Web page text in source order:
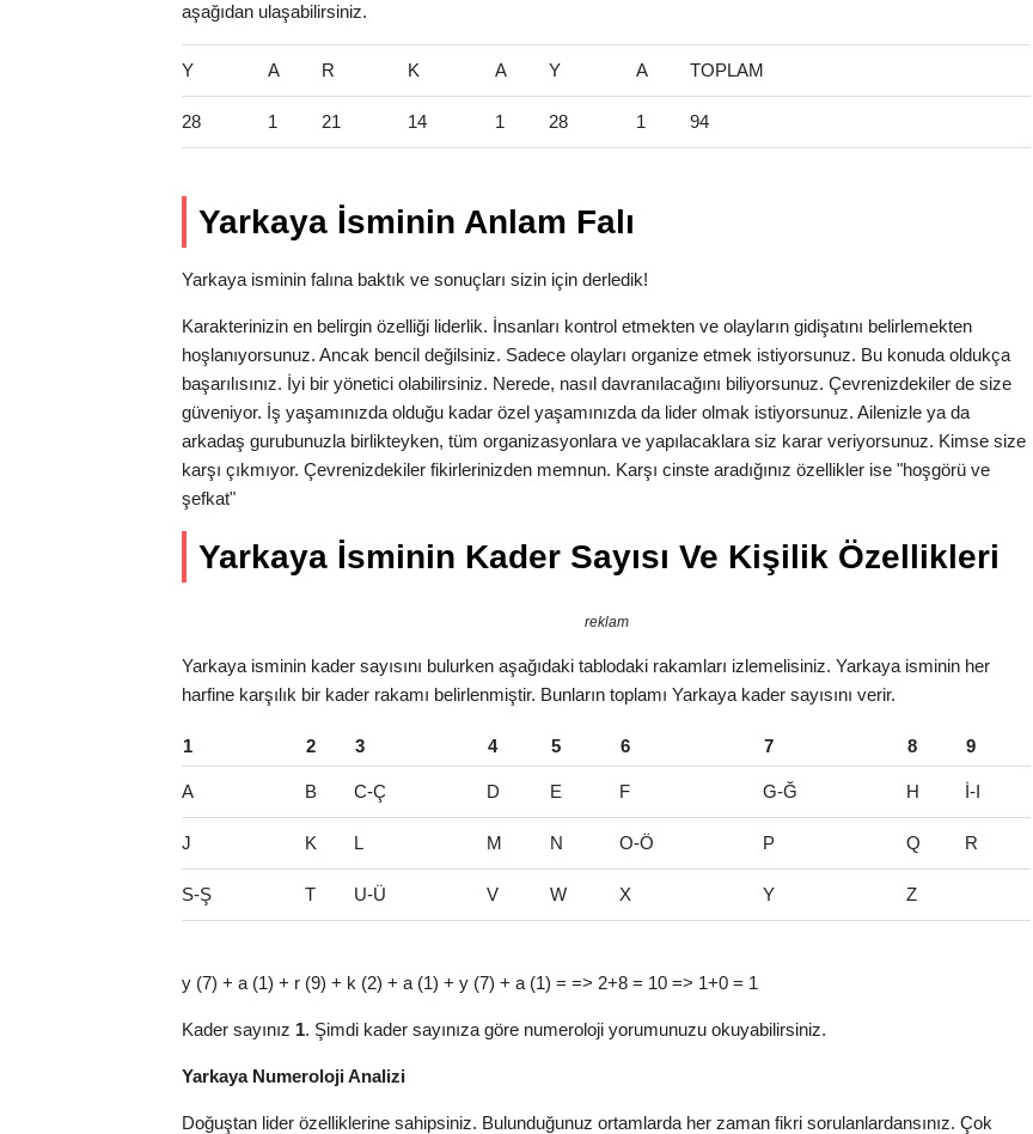
aşağıdan ulaşabilirsiniz.
Y A R K A Y A TOPLAM
28 1 21 14 1 28 1 94
Yarkaya İsminin Anlam Falı
Yarkaya isminin falına baktık ve sonuçları sizin için derledik!
Karakterinizin en belirgin özelliği liderlik. İnsanları kontrol etmekten ve olayların gidişatını belirlemekten
hoşlanıyorsunuz. Ancak bencil değilsiniz. Sadece olayları organize etmek istiyorsunuz. Bu konuda oldukça
başarılısınız. İyi bir yönetici olabilirsiniz. Nerede, nasıl davranılacağını biliyorsunuz. Çevrenizdekiler de size
güveniyor. İş yaşamınızda olduğu kadar özel yaşamınızda da lider olmak istiyorsunuz. Ailenizle ya da
arkadaş gurubunuzla birlikteyken, tüm organizasyonlara ve yapılacaklara siz karar veriyorsunuz. Kimse size
karşı çıkmıyor. Çevrenizdekiler fikirlerinizden memnun. Karşı cinste aradığınız özellikler ise "hoşgörü ve
şefkat"
Yarkaya İsminin Kader Sayısı Ve Kişilik Özellikleri
reklam
Yarkaya isminin kader sayısını bulurken aşağıdaki tablodaki rakamları izlemelisiniz. Yarkaya isminin her
harfine karşılık bir kader rakamı belirlenmiştir. Bunların toplamı Yarkaya kader sayısını verir.
1 2 3 4 5 6 7 8 9
A B C-Ç D E F G-Ğ H İ-I
J K L M N O-Ö P Q R
S-Ş T U-Ü V W X Y Z
y (7) + a (1) + r (9) + k (2) + a (1) + y (7) + a (1) = => 2+8 = 10 => 1+0 = 1
Kader sayınız 1. Şimdi kader sayınıza göre numeroloji yorumunuzu okuyabilirsiniz.
Yarkaya Numeroloji Analizi
Doğuştan lider özelliklerine sahipsiniz. Bulunduğunuz ortamlarda her zaman fikri sorulanlardansınız. Çok